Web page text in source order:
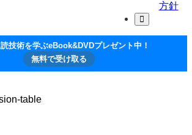
方針
技術を学ぶeBook&DVDプレゼント中！
無料で受け取る
table